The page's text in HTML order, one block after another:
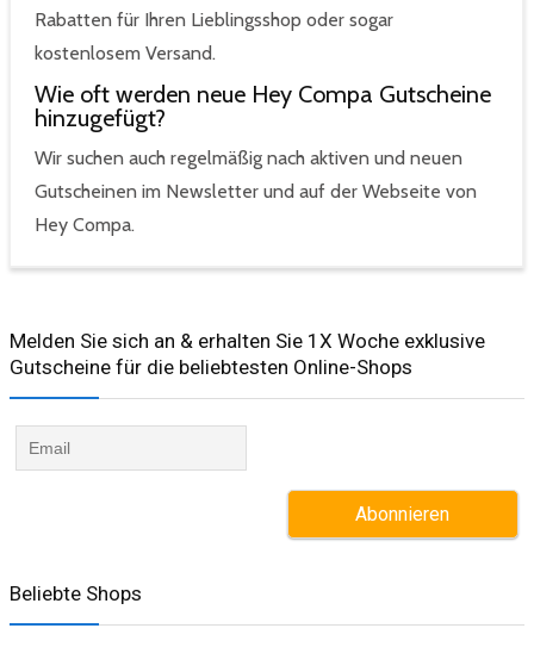
Rabatten für Ihren Lieblingsshop oder sogar
kostenlosem Versand.
Wie oft werden neue Hey Compa Gutscheine
hinzugefügt?
Wir suchen auch regelmäßig nach aktiven und neuen
Gutscheinen im Newsletter und auf der Webseite von
Hey Compa.
Melden Sie sich an & erhalten Sie 1X Woche exklusive
Gutscheine für die beliebtesten Online-Shops​
Beliebte Shops